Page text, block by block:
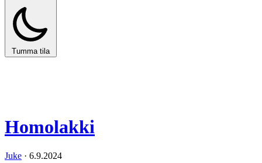
Tumma tila
Homolakki
Juke · 6.9.2024